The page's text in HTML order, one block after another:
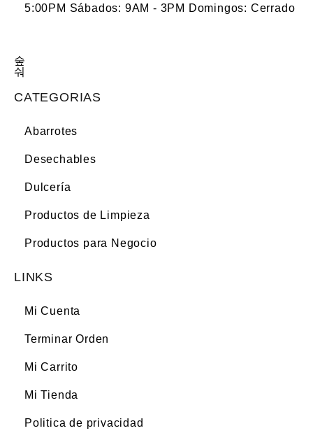
5:00PM Sábados: 9AM - 3PM Domingos: Cerrado
CATEGORIAS
Abarrotes
Desechables
Dulcería
Productos de Limpieza
Productos para Negocio
LINKS
Mi Cuenta
Terminar Orden
Mi Carrito
Mi Tienda
Politica de privacidad